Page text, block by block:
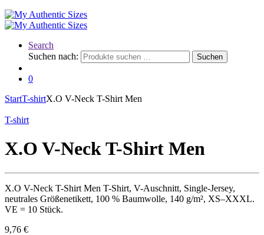
Search
Suchen nach:
Suchen
0
StartT-shirtX.O V-Neck T-Shirt Men
T-shirt
X.O V-Neck T-Shirt Men
X.O V-Neck T-Shirt Men T-Shirt, V-Auschnitt, Single-Jersey,
neutrales Größenetikett, 100 % Baumwolle, 140 g/m², XS–XXXL.
VE = 10 Stück.
9,76 €